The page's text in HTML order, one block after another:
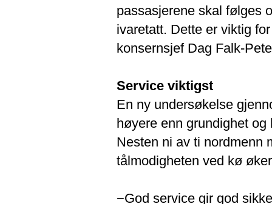
passasjerene skal følges
ivaretatt. Dette er viktig
konsernsjef Dag Falk-
Service viktigst
En ny undersøkelse
høyere enn grundighet
Nesten ni av ti nordmenn
tålmodigheten ved kø
−God service gir god